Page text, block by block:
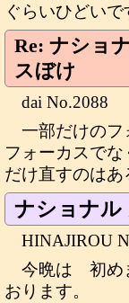
ぐらいひどいで
Re: ナショ
スぼけ
dai No.2088
一部だけのフ
フォーカスで
だけ直すのはあ
ナショナル
HINAJIROU
今晩は 初め
おります。